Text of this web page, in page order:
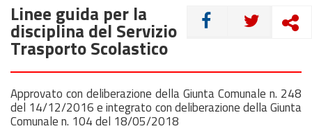
CONDIVIDI
Linee guida per la
disciplina del Servizio
Trasporto Scolastico
Approvato con deliberazione della Giunta Comunale n. 248
del 14/12/2016 e integrato con deliberazione della Giunta
Comunale n. 104 del 18/05/2018